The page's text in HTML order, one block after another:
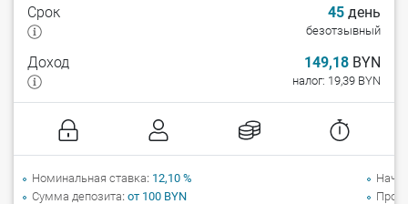
Срок 45 день
безотзывный
Доход 149,18 BYN
налог: 19,39 BYN
Номинальная ставка 12,10 %
Сумма депозита от 100 BYN